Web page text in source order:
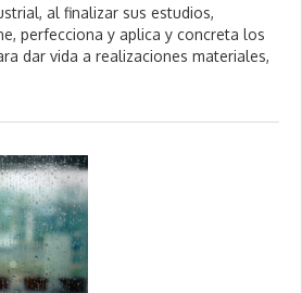
al finalizar sus estudios,
perfecciona y aplica y concreta los
dar vida a realizaciones materiales,